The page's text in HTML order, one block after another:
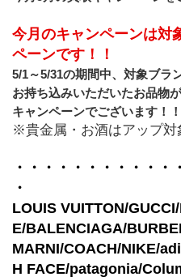
今月のキャンペーンは対
ペーンです！！
5/1～5/31の期間中、対象ブラ
お持ち込みいただいたお品物
キャンペーンでございます！！
※貴金属・お酒はアップ対
・・・・・・・・・・・
・
LOUIS VUITTON/
E/BALENCIAGA/
MARNI/COACH/NIKE/
H FACE/patagonia/